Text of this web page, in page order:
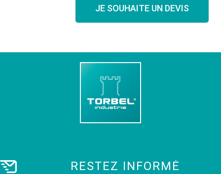
JE SOUHAITE UN DEVIS
RESTEZ INFORMÉ